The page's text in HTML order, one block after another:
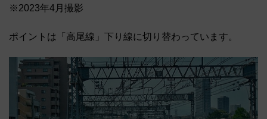
※2023年4月撮影
ポイントは「高尾線」下り線に切り替わっています。